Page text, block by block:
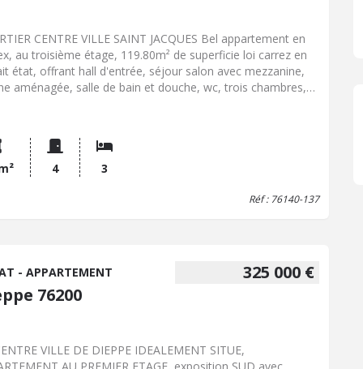
CENTRE VILLE SAINT JACQUES Bel appartement en
au troisième étage, 119.80m² de superficie loi carrez en
état, offrant hall d'entrée, séjour salon avec mezzanine,
aménagée, salle de bain et douche, wc, trois chambres,
de la copropriété La copropriété comprend 67 lots, partie
comportant obligatoirement une partie privative et
part de parties communes dans l'immeuble Pas de
auxquels ce bien est exposé sont disponibles sur le site
4 3
Réf : 76140-137
325 000 €
- APPARTEMENT
76200
VILLE DE DIEPPE IDEALEMENT SITUE,